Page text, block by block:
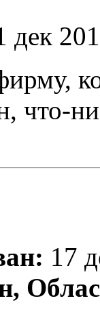
дек
что-
17